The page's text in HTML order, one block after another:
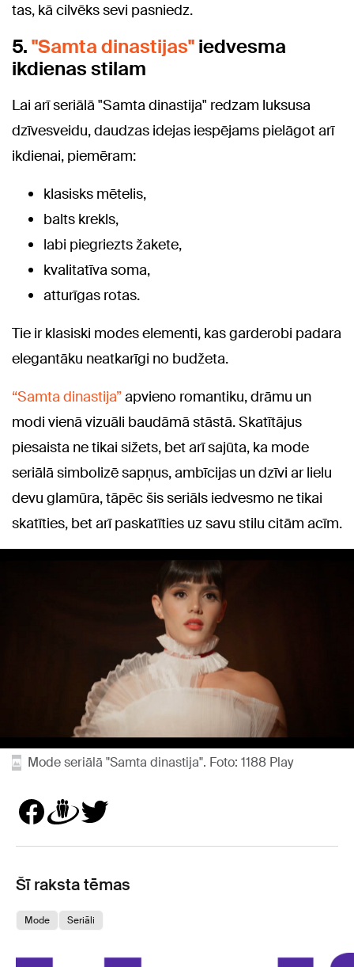
tas, kā cilvēks sevi pasniedz.
5."Samta dinastijas"iedvesma
ikdienas stilam
Lai arī seriālā "Samta dinastija" redzam luksusa
dzīvesveidu, daudzas idejas iespējams pielāgot arī
ikdienai, piemēram:
klasisks mētelis,
balts krekls,
labi piegriezts žakete,
kvalitatīva soma,
atturīgas rotas.
Tie ir klasiski modes elementi, kas garderobi padara
elegantāku neatkarīgi no budžeta.
“Samta dinastija”apvieno romantiku, drāmu un
modi vienā vizuāli baudāmā stāstā. Skatītājus
piesaista ne tikai sižets, bet arī sajūta, ka mode
seriālā simbolizē sapņus, ambīcijas un dzīvi ar lielu
devu glamūra, tāpēc šis seriāls iedvesmo ne tikai
skatīties, bet arī paskatīties uz savu stilu citām acīm.
Mode seriālā "Samta dinastija". Foto: 1188 Play
Šī raksta tēmas
Mode Seriāli